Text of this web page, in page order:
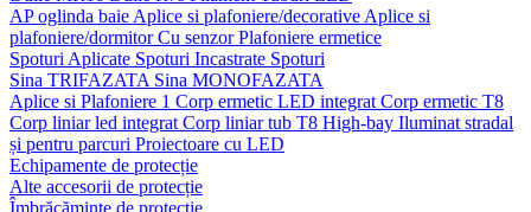
AP oglinda baie Aplice si plafoniere/decorative Aplice si
plafoniere/dormitorCu senzorPlafoniere ermetice
Spoturi Aplicate Spoturi Incastrate Spoturi
Sina TRIFAZATA Sina MONOFAZATA
Aplice si Plafoniere 1 Corp ermetic LED integrat Corp ermetic T8
Corp liniar led integrat Corp liniar tub T8 High-bay Iluminat stradal
și pentru parcuri Proiectoare cu LED
Echipamente de protecție
Alte accesorii de protecție
Îmbrăcăminte de protecție